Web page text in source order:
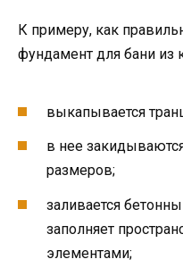
К примеру, как
фундамент для бани из
выкапывается
в нее
размеров;
заливается
заполняет
элементами;